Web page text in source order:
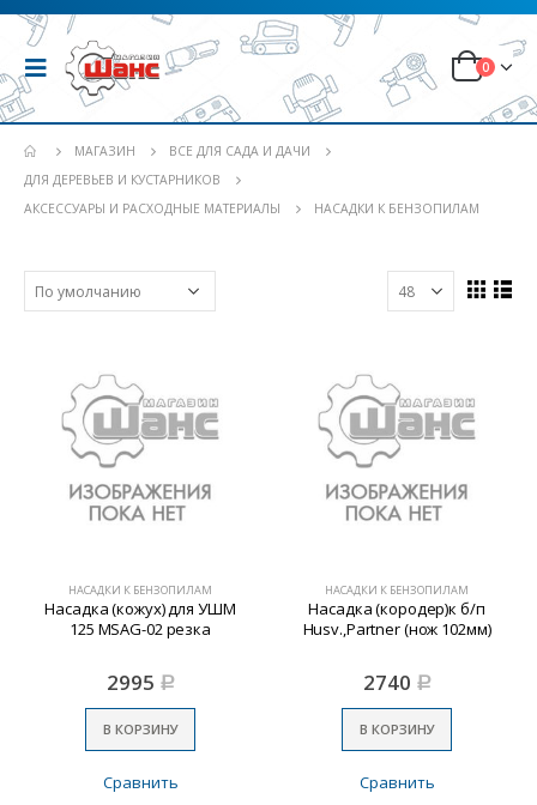
0
МАГАЗИН
ВСЕ ДЛЯ САДА И ДАЧИ
ДЛЯ ДЕРЕВЬЕВ И КУСТАРНИКОВ
АКСЕССУАРЫ И РАСХОДНЫЕ МАТЕРИАЛЫ
НАСАДКИ К БЕНЗОПИЛАМ
НАСАДКИ К БЕНЗОПИЛАМ
Насадка (кожух) для УШМ
125 MSAG-02 резка
2995 Р
В КОРЗИНУ
Сравнить
НАСАДКИ К БЕНЗОПИЛАМ
Насадка (кородер)к б/п
Husv.,Partner (нож 102мм)
2740 Р
В КОРЗИНУ
Сравнить